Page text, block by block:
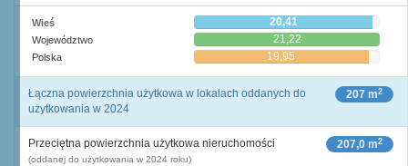
Wieś 20,41
Województwo 21,22
Polska 19,95
207 m2
Łączna powierzchnia użytkowa w lokalach oddanych do
użytkowania w 2024
207,0 m2
Przeciętna powierzchnia użytkowa nieruchomości
(oddanej do użytkowania w 2024 roku)